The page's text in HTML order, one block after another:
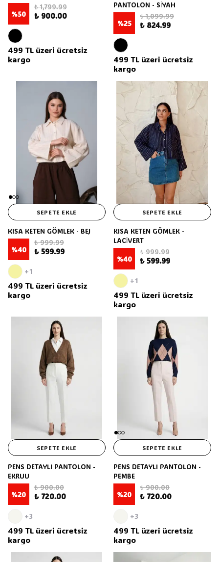
%50
₺ 1,799.99
₺ 900.00
499 TL üzeri ücretsiz
kargo
PANTOLON - SİYAH
%25
₺ 1,099.99
₺ 824.99
499 TL üzeri ücretsiz
kargo
SEPETE EKLE
KISA KETEN GÖMLEK - BEJ
%40
₺ 999.99
₺ 599.99
+1
499 TL üzeri ücretsiz
kargo
SEPETE EKLE
KISA KETEN GÖMLEK -
LACİVERT
%40
₺ 999.99
₺ 599.99
+1
499 TL üzeri ücretsiz
kargo
SEPETE EKLE
PENS DETAYLI PANTOLON -
EKRUU
%20
₺ 900.00
₺ 720.00
+3
499 TL üzeri ücretsiz
kargo
SEPETE EKLE
PENS DETAYLI PANTOLON -
PEMBE
%20
₺ 900.00
₺ 720.00
+3
499 TL üzeri ücretsiz
kargo